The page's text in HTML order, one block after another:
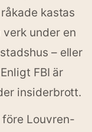
kastas
under en
– eller
FBI är
insiderbrott.
Louvren-